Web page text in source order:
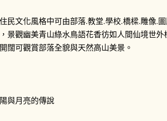
民文化風格中可由部落.教堂.學校.橋樑.雕像.
景觀幽美青山綠水鳥語花香彷如人間仙境世
闊可觀賞部落全貌與天然高山美景。
與月亮的傳說